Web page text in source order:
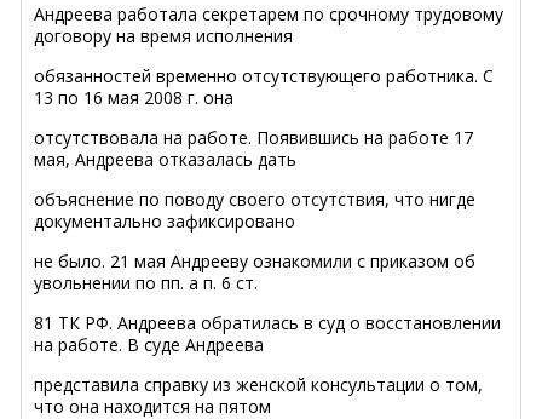
Андреева работала секретарем по срочному трудовому
договору на время исполнения
обязанностей временно отсутствующего работника. С
13 по 16 мая 2008 г. она
отсутствовала на работе. Появившись на работе 17
мая, Андреева отказалась дать
объяснение по поводу своего отсутствия, что нигде
документально зафиксировано
не было. 21 мая Андрееву ознакомили с приказом об
увольнении по пп. а п. 6 ст.
81 ТК РФ. Андреева обратилась в суд о восстановлении
на работе. В суде Андреева
представила справку из женской консультации о том,
что она находится на пятом